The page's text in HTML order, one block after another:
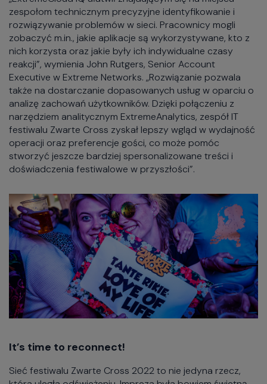
zespołom technicznym precyzyjne identyfikowanie i
rozwiązywanie problemów w sieci. Pracownicy mogli
zobaczyć m.in., jakie aplikacje są wykorzystywane, kto z
nich korzysta oraz jakie były ich indywidualne czasy
reakcji”, wymienia John Rutgers, Senior Account
Executive w Extreme Networks. „Rozwiązanie pozwala
także na dostarczanie dopasowanych usług w oparciu o
analizę zachowań użytkowników. Dzięki połączeniu z
narzędziem analitycznym ExtremeAnalytics, zespół IT
festiwalu Zwarte Cross zyskał lepszy wgląd w wydajność
operacji oraz preferencje gości, co może pomóc
stworzyć jeszcze bardziej spersonalizowane treści i
doświadczenia festiwalowe w przyszłości”.
It’s time to reconnect!
Sieć festiwalu Zwarte Cross 2022 to nie jedyna rzecz,